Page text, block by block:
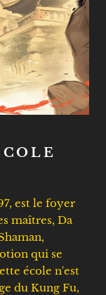
est le foyer
maîtres, Da
qui se
école n'est
du Kung Fu,